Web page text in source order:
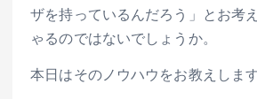
ザを持っているんだろう」とお考
ゃるのではないでしょうか。
本日はそのノウハウをお教えします